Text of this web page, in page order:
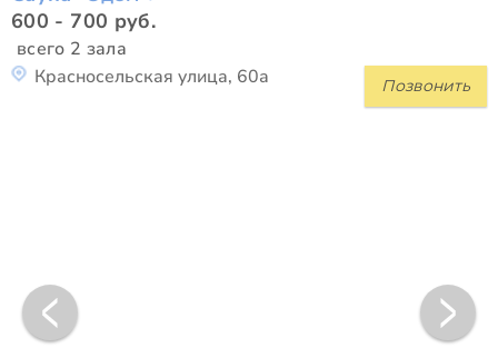
600 - 700 руб.
всего 2 зала
Позвонить
Красносельская улица, 60а